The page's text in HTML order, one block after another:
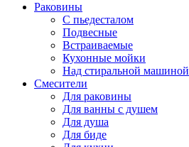
Раковины
С пьедесталом
Подвесные
Встраиваемые
Кухонные мойки
Над стиральной машиной
Смесители
Для раковины
Для ванны с душем
Для душа
Для биде